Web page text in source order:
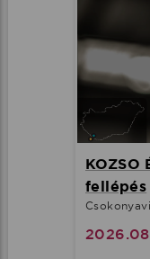
KOZSO
fellépés